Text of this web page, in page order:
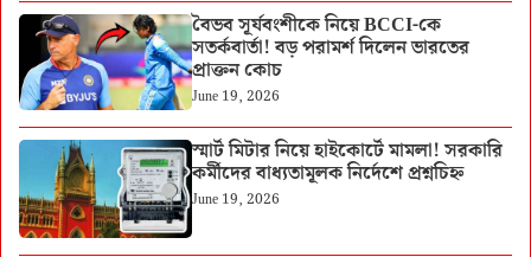
বৈভব সূর্যবংশীকে নিয়ে BCCI-কে
সতর্কবার্তা! বড় পরামর্শ দিলেন ভারতের
প্রাক্তন কোচ
June 19, 2026
স্মার্ট মিটার নিয়ে হাইকোর্টে মামলা! সরকারি
কর্মীদের বাধ্যতামূলক নির্দেশে প্রশ্নচিহ্ন
June 19, 2026